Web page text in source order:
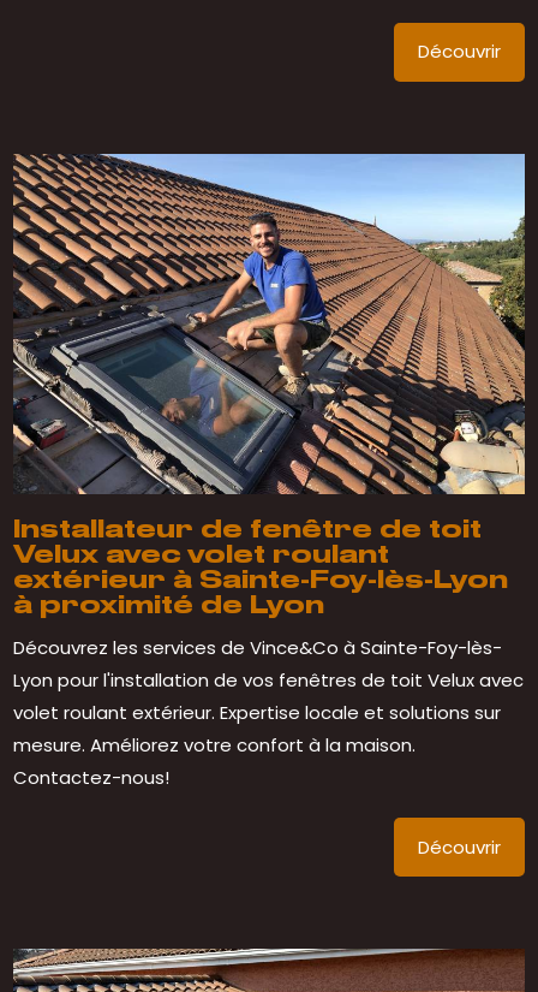
Découvrir
Installateur de fenêtre de toit
Velux avec volet roulant
extérieur à Sainte-Foy-lès-Lyon
à proximité de Lyon
Découvrez les services de Vince&Co à Sainte-Foy-lès-
Lyon pour l'installation de vos fenêtres de toit Velux avec
volet roulant extérieur. Expertise locale et solutions sur
mesure. Améliorez votre confort à la maison.
Contactez-nous!
Découvrir